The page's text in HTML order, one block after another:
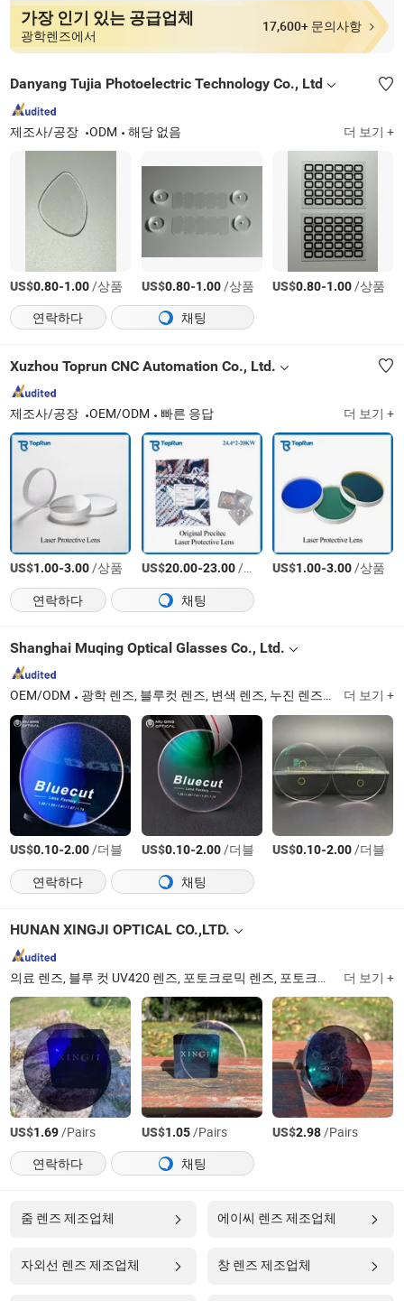
가장 인기 있는 공급업체
광학렌즈에서
17,600+ 문의사항
Danyang Tujia Photoelectric Technology Co., Ltd
제조사/공장 ODM 해당 없음 더 보기 +
US$0.80-1.00/상품 US$0.80-1.00/상품 US$0.80-1.00/상품
연락하다
채팅
Xuzhou Toprun CNC Automation Co., Ltd.
제조사/공장 OEM/ODM 빠른 응답 더 보기 +
US$1.00-3.00/상품 US$20.00-23.00/상품 US$1.00-3.00/상품
연락하다
채팅
Shanghai Muqing Optical Glasses Co., Ltd.
OEM/ODM 광학 렌즈, 블루컷 렌즈, 변색 렌즈, 누진 렌즈, 단일 초점 렌즈, 이중 초점 렌즈, 반가공 렌즈, 둥근 상단 렌즈, 평면 상단 렌즈, 보이지 않는 렌즈 더 보기 +
US$0.10-2.00/더블 US$0.10-2.00/더블 US$0.10-2.00/더블
연락하다
채팅
HUNAN XINGJI OPTICAL CO.,LTD.
의료 렌즈, 블루 컷 UV420 렌즈, 포토크로믹 렌즈, 포토크로믹 블루 컷 UV420 렌즈, 폴리카보네이트 렌즈, 단일 시력 렌즈, 이중 초점 렌즈, 누진 렌즈, 처방 렌즈, 반가공 렌즈 더 보기 +
US$1.69/Pairs US$1.05/Pairs US$2.98/Pairs
연락하다
채팅
줌 렌즈 제조업체 에이씨 렌즈 제조업체
자외선 렌즈 제조업체 창 렌즈 제조업체